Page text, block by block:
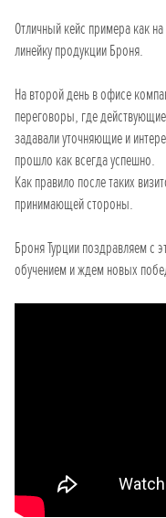
Отличный кейс примера как
линейку продукции Броня.
На второй день в офисе
переговоры, где
задавали уточняющие и
прошло как всегда успешно.
Как правило после таких
принимающей стороны.
Броня Турции поздравляем с
обучением и ждем новых